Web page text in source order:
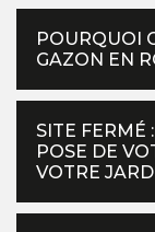
POURQUOI
GAZON EN
SITE FERMÉ
POSE DE
VOTRE